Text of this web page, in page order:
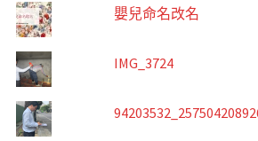
嬰兒命名改名
IMG_3724